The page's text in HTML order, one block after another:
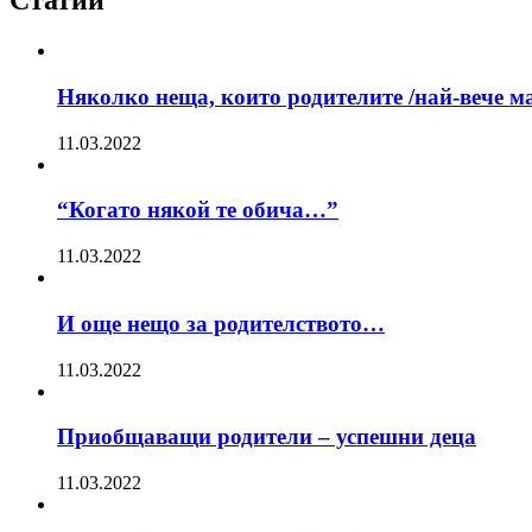
Няколко неща, които родителите /най-вече
11.03.2022
“Когато някой те обича…”
11.03.2022
И още нещо за родителството…
11.03.2022
Приобщаващи родители – успешни деца
11.03.2022